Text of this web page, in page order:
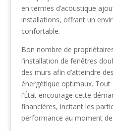
en termes d’acoustique
installations, offrant un
confortable.
Bon nombre de
l’installation de fenêtres
des murs afin d’atteindre
énergétique optimaux. Tout
l’État encourage cette
financières, incitant les
performance au moment